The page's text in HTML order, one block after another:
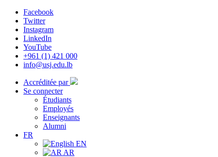
Facebook
Twitter
Instagram
LinkedIn
YouTube
+961 (1) 421 000
info@usj.edu.lb
Accréditée par
Se connecter
Étudiants
Employés
Enseignants
Alumni
FR
EN
AR